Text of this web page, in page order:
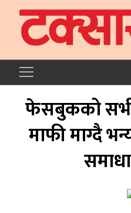
फेसबुकको सर्भर
माफी माग्दै